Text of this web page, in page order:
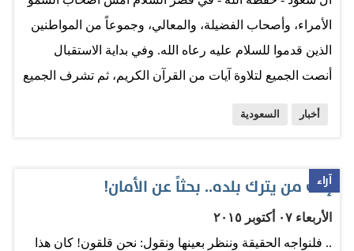
الأمراء، وأصحاب الفضيلة، والمعالي، وجموعاً من المواطنين
الذين قدموا للسلام عليه رعاه الله. وفي بداية الاستقبال
أنصت الجميع لتلاوة آيات من القرآن الكريم، ثم تشرف الجميع
عبدالعزيز وزير الدولة عضو مجلس الوزراء مستشار خادم
مقرن، وصاحب السمو الأمير الدكتور خالد بن فيصل بن تركي
أخبار السعودية
آراء
إلى من يترك بلده.. بحثاً عن الأمان!
الأربعاء ٠٧ أكتوبر ٢٠١٥
.. فلنواجه الحقيقة وننظر بعينها ونقول: نحن قلقون! كان هذا